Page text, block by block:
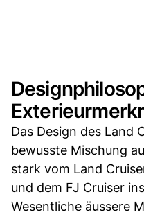
Das Design des Land
bewusste Mischung
stark vom Land
und dem FJ Cruiser
Wesentliche äussere